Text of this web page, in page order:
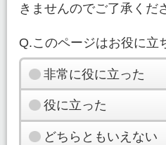
きませんのでご了承くだ
Q.このページはお役に立
非常に役に立った
役に立った
どちらともいえない